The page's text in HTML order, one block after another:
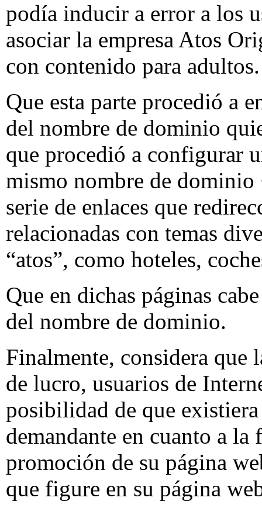
podía inducir a error a los
asociar la empresa Atos
con contenido para adultos.
Que esta parte procedió a
del nombre de dominio
que procedió a configurar
mismo nombre de dominio
serie de enlaces que
relacionadas con temas
“atos”, como hoteles,
Que en dichas páginas
del nombre de dominio.
Finalmente, considera que
de lucro, usuarios de
posibilidad de que
demandante en cuanto a
promoción de su página
que figure en su página